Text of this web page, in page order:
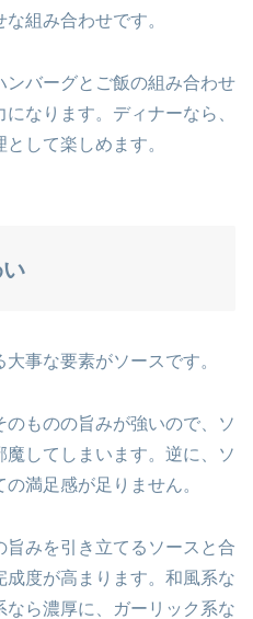
組み合わせです。
バーグとご飯の組み合わせ
なります。ディナーなら、
して楽しめます。
事な要素がソースです。
ものの旨みが強いので、ソ
してしまいます。逆に、ソ
満足感が足りません。
みを引き立てるソースと合
度が高まります。和風系な
ら濃厚に、ガーリック系な